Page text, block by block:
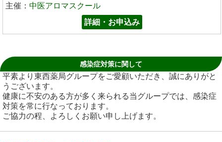
主催： 中医アロマスクール
詳細・お申込み
感染症対策に関して
平素より東西薬局グループをご愛顧いただき、誠にありがと
うございます。
健康に不安のある方が多く来られる当グループでは、感染症
対策を常に行なっております。
ご協力の程、よろしくお願い申し上げます。